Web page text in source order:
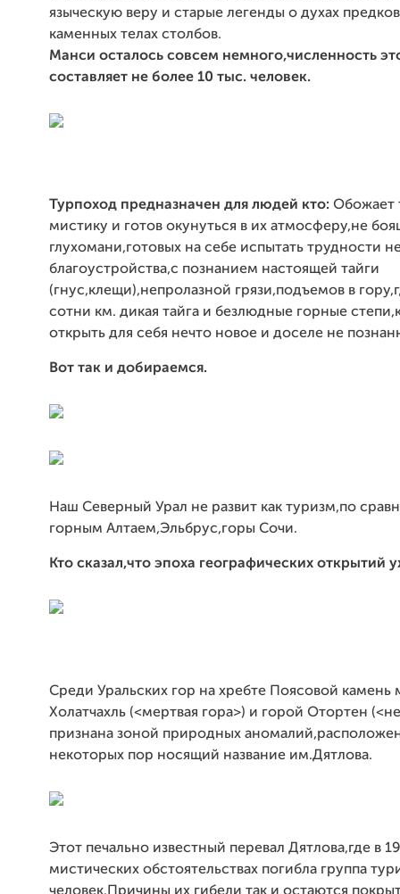
языческую веру и старые легенды о духах
каменных телах столбов.
Манси осталось совсем немного,численность
составляет не более 10 тыс. человек.
Турпоход предназначен для людей кто: Обожает
мистику и готов окунуться в их атмосферу,не
глухомани,готовых на себе испытать трудности
благоустройства,с познанием настоящей тайги
(гнус,клещи),непролазной грязи,подъемов в
сотни км. дикая тайга и безлюдные горные
открыть для себя нечто новое и доселе не
Вот так и добираемся.
Наш Северный Урал не развит как туризм,по
горным Алтаем,Эльбрус,горы Сочи.
Кто сказал,что эпоха географических открытий
Среди Уральских гор на хребте Поясовой
Холатчахль (<мертвая гора>) и горой Отортен
признана зоной природных
некоторых пор носящий название им.Дятлова.
Этот печально известный перевал Дятлова,где в
мистических обстоятельствах погибла группа